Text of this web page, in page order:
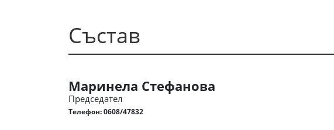
Състав
Маринела Стефанова
Председател
Телефон:0608/47832